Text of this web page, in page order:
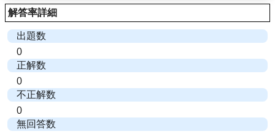
解答率詳細
出題数
0
正解数
0
不正解数
0
無回答数